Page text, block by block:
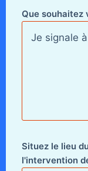
Que souhaitez
Situez le lieu
l'intervention